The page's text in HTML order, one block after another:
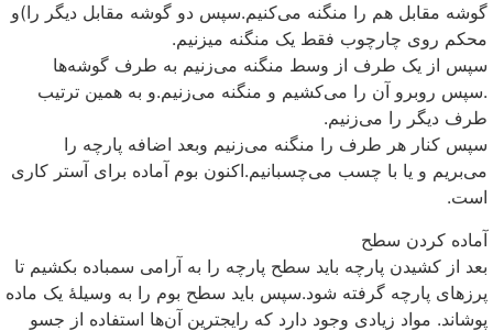
گوشه مقابل هم را منگنه می‌کنیم.سپس دو گوشه مقابل دیگر را)و
محکم روی چارچوب فقط یک منگنه میزنیم.
سپس از یک طرف از وسط منگنه می‌زنیم به طرف گوشه‌ها
.سپس روبرو آن را می‌کشیم و منگنه می‌زنیم.و به همین ترتیب
طرف دیگر را می‌زنیم.
سپس کنار هر طرف را منگنه می‌زنیم وبعد اضافه پارچه را
می‌بریم و یا با چسب می‌چسبانیم.اکنون بوم آماده برای آستر کاری
است.
آماده کردن سطح
بعد از کشیدن پارچه باید سطح پارچه را به آرامی سمباده بکشیم تا
پرزهای پارچه گرفته شود.سپس باید سطح بوم را به وسیلهٔ یک ماده
پوشاند. مواد زیادی وجود دارد که رایجترین آن‌ها استفاده از جسو